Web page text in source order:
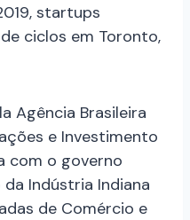
startups
ciclos em Toronto,
Agência Brasileira
e Investimento
com o governo
Indústria Indiana
de Comércio e